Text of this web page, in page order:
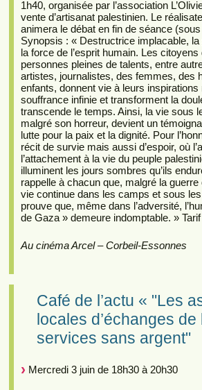
1h40, organisée par l’association
vente d’artisanat palestinien. Le
animera le débat en fin de séance
Synopsis : « Destructrice implacable,
la force de l’esprit humain. Les
personnes pleines de talents, entre
artistes, journalistes, des femmes, des
enfants, donnent vie à leurs inspirations
souffrance infinie et transforment la
transcende le temps. Ainsi, la vie sous
malgré son horreur, devient un
lutte pour la paix et la dignité. Pour
récit de survie mais aussi d’espoir, où
l’attachement à la vie du peuple
illuminent les jours sombres qu’ils
rappelle à chacun que, malgré la
vie continue dans les camps et sous
prouve que, même dans l’adversité,
de Gaza » demeure indomptable. »
Au cinéma Arcel – Corbeil-Essonnes
Café de l’actu « "Les
locales d’échanges
services sans argent"
Mercredi 3 juin de 18h30 à 20h30